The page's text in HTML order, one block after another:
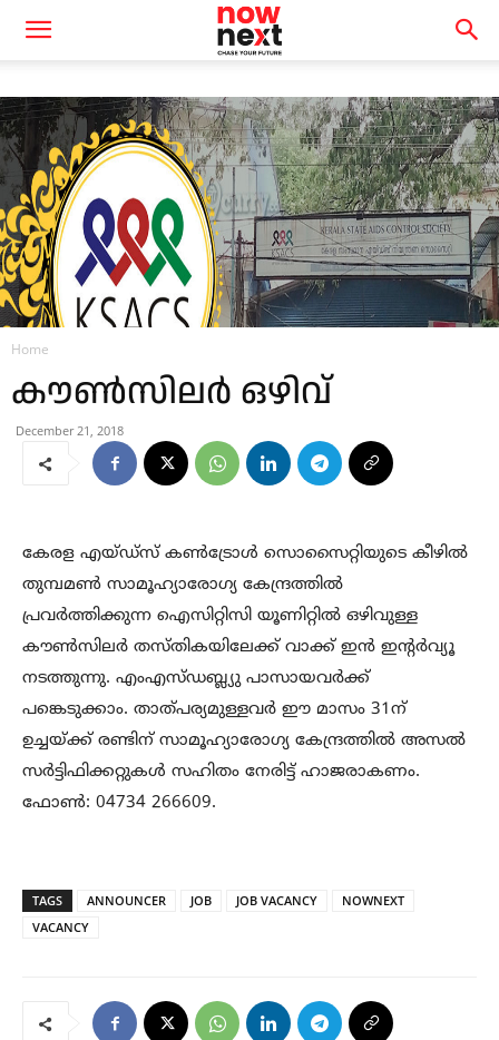
Home
കൗണ്‍സിലര്‍ ഒഴിവ്
December 21, 2018
കേരള എയ്ഡ്‌സ് കണ്‍ട്രോള്‍ സൊസൈറ്റിയുടെ കീഴില്‍
തുമ്പമണ്‍ സാമൂഹ്യാരോഗ്യ കേന്ദ്രത്തില്‍
പ്രവര്‍ത്തിക്കുന്ന ഐസിറ്റിസി യൂണിറ്റില്‍ ഒഴിവുള്ള
കൗണ്‍സിലര്‍ തസ്തികയിലേക്ക് വാക്ക് ഇന്‍ ഇന്റര്‍വ്യൂ
നടത്തുന്നു. എംഎസ്ഡബ്ല്യു പാസായവര്‍ക്ക്
പങ്കെടുക്കാം. താത്പര്യമുള്ളവര്‍ ഈ മാസം 31ന്
ഉച്ചയ്ക്ക് രണ്ടിന് സാമൂഹ്യാരോഗ്യ കേന്ദ്രത്തില്‍ അസല്‍
സര്‍ട്ടിഫിക്കറ്റുകള്‍ സഹിതം നേരിട്ട് ഹാജരാകണം.
ഫോണ്‍: 04734 266609.
TAGS ANNOUNCER JOB JOB VACANCY
NOWNEXT
VACANCY